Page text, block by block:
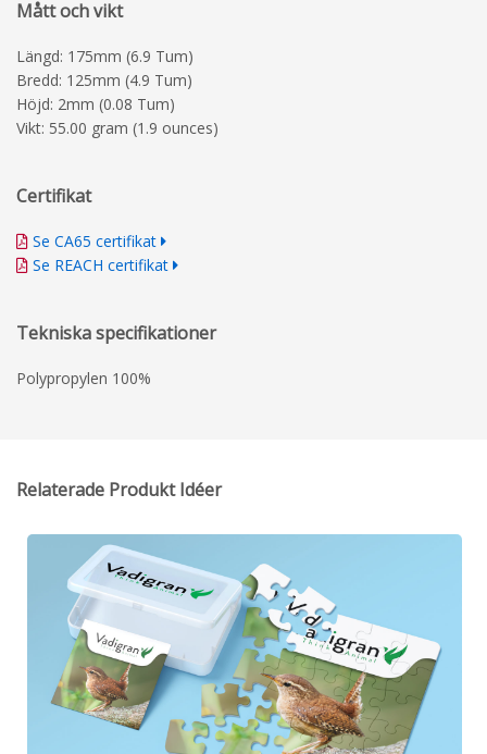
Mått och vikt
Längd: 175mm (6.9 Tum)
Bredd: 125mm (4.9 Tum)
Höjd: 2mm (0.08 Tum)
Vikt: 55.00 gram (1.9 ounces)
Certifikat
Se CA65 certifikat
Se REACH certifikat
Tekniska specifikationer
Polypropylen 100%
Relaterade Produkt Idéer